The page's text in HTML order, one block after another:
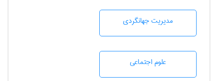
مديريت جهانگردی
علوم اجتماعی